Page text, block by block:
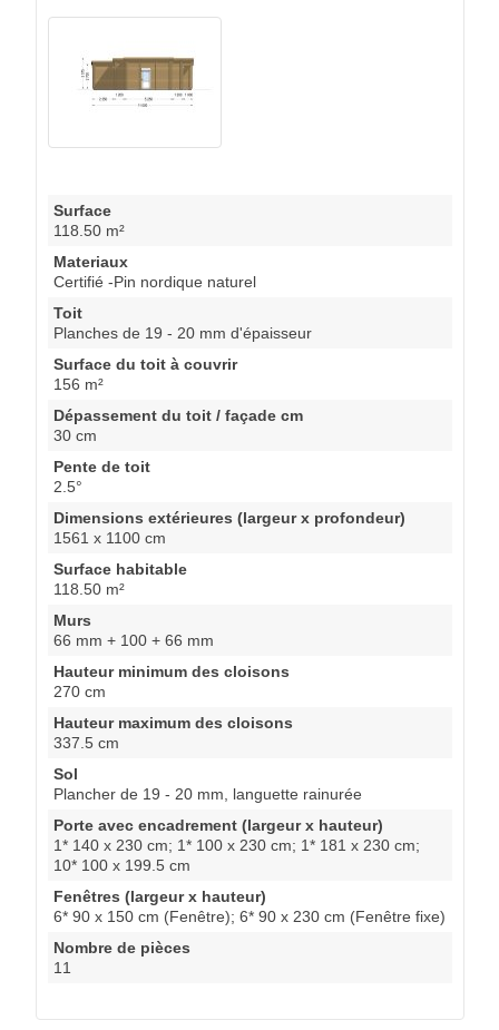
Surface
118.50 m²
Materiaux
Certifié -Pin nordique naturel
Toit
Planches de 19 - 20 mm d'épaisseur
Surface du toit à couvrir
156 m²
Dépassement du toit / façade cm
30 cm
Pente de toit
2.5°
Dimensions extérieures (largeur x profondeur)
1561 x 1100 cm
Surface habitable
118.50 m²
Murs
66 mm + 100 + 66 mm
Hauteur minimum des cloisons
270 cm
Hauteur maximum des cloisons
337.5 cm
Sol
Plancher de 19 - 20 mm, languette rainurée
Porte avec encadrement (largeur x hauteur)
1* 140 x 230 cm; 1* 100 x 230 cm; 1* 181 x 230 cm;
10* 100 x 199.5 cm
Fenêtres (largeur x hauteur)
6* 90 x 150 cm (Fenêtre); 6* 90 x 230 cm (Fenêtre fixe)
Nombre de pièces
11